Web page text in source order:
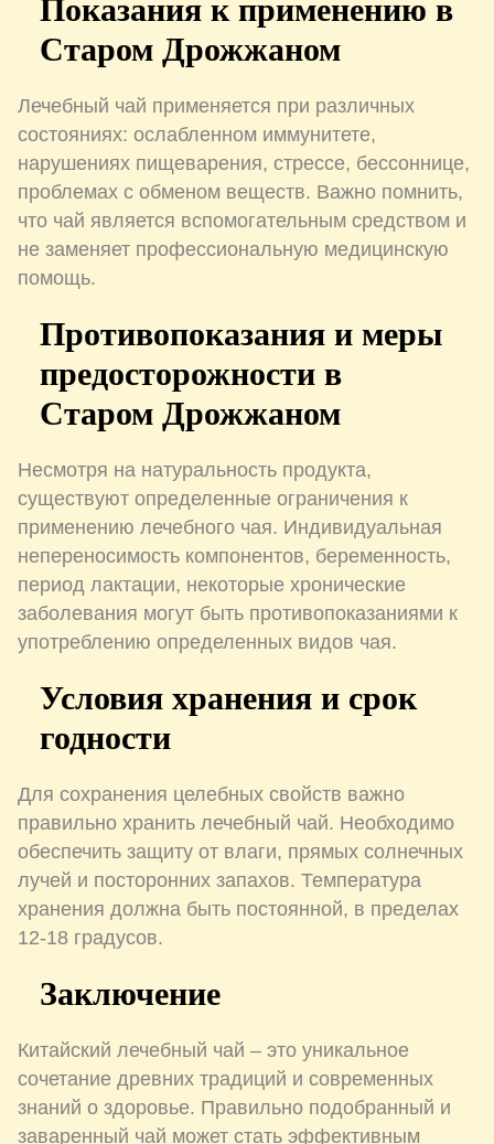
Показания к применению в
Старом Дрожжаном
Лечебный чай применяется при различных
состояниях: ослабленном иммунитете,
нарушениях пищеварения, стрессе, бессоннице,
проблемах с обменом веществ. Важно помнить,
что чай является вспомогательным средством и
не заменяет профессиональную медицинскую
помощь.
Противопоказания и меры
предосторожности в
Старом Дрожжаном
Несмотря на натуральность продукта,
существуют определенные ограничения к
применению лечебного чая. Индивидуальная
непереносимость компонентов, беременность,
период лактации, некоторые хронические
заболевания могут быть противопоказаниями к
употреблению определенных видов чая.
Условия хранения и срок
годности
Для сохранения целебных свойств важно
правильно хранить лечебный чай. Необходимо
обеспечить защиту от влаги, прямых солнечных
лучей и посторонних запахов. Температура
хранения должна быть постоянной, в пределах
12-18 градусов.
Заключение
Китайский лечебный чай – это уникальное
сочетание древних традиций и современных
знаний о здоровье. Правильно подобранный и
заваренный чай может стать эффективным